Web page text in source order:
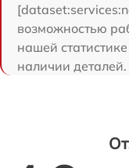
возможностью
нашей
наличии деталей.